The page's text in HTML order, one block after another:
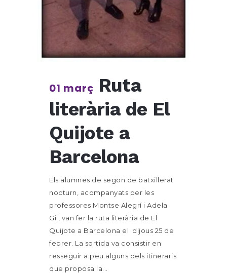
01 març Ruta
literària de El
Quijote a
Barcelona
Els alumnes de segon de batxillerat
nocturn, acompanyats per les
professores Montse Alegrí i Adela
Gil, van fer la ruta literària de El
Quijote a Barcelona el dijous 25 de
febrer. La sortida va consistir en
resseguir a peu alguns dels itineraris
que proposa la...